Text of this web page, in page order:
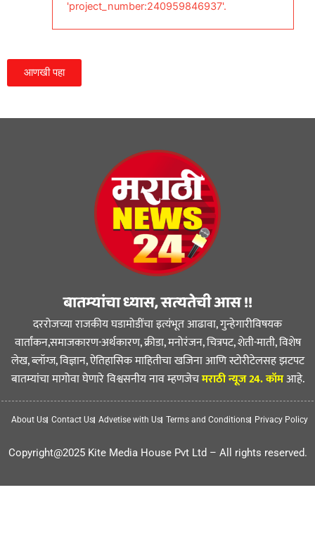
'project_number:240959846937'.
आणखी पहा
बातम्यांचा ध्यास, सत्यतेची आस !!
दररोजच्या राजकीय घडामोडींचा इत्यंभूत आढावा, गुन्हेगारीविषयक
वार्तांकन,समाजकारण-अर्थकारण, क्रीडा, मनोरंजन, चित्रपट, शेती-माती, विशेष
लेख, ब्लॉग्ज, विज्ञान, ऐतिहासिक माहितीचा खजिना आणि स्टोरीटेलसह झटपट
बातम्यांचा मागोवा घेणारे विश्वसनीय नाव म्हणजेचमराठी न्यूज 24. कॉमआहे.
About Us Contact Us Advetise with Us Terms and Conditions Privacy Policy
Copyright@2025 Kite Media House Pvt Ltd – All rights reserved.